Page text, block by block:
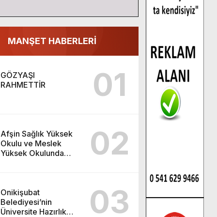
MANŞET HABERLERİ
GÖZYAŞI
RAHMETTİR
01
Afşin Sağlık Yüksek
Okulu ve Meslek
Yüksek Okulunda
02
Onikişubat
Belediyesi’nin
Üniversite Hazırlık
03